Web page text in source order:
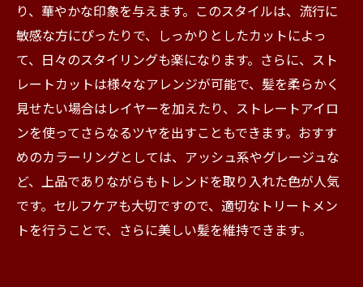
り、華やかな印象を与えます。このスタイルは、流行に
敏感な方にぴったりで、しっかりとしたカットによっ
て、日々のスタイリングも楽になります。さらに、スト
レートカットは様々なアレンジが可能で、髪を柔らかく
見せたい場合はレイヤーを加えたり、ストレートアイロ
ンを使ってさらなるツヤを出すこともできます。おすす
めのカラーリングとしては、アッシュ系やグレージュな
ど、上品でありながらもトレンドを取り入れた色が人気
です。セルフケアも大切ですので、適切なトリートメン
トを行うことで、さらに美しい髪を維持できます。